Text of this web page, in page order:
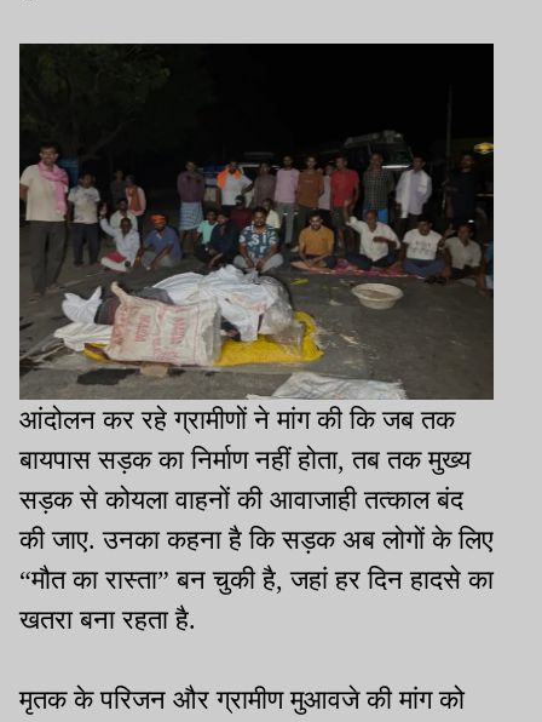
आंदोलन कर रहे ग्रामीणों ने मांग की कि जब तक
बायपास सड़क का निर्माण नहीं होता, तब तक मुख्य
सड़क से कोयला वाहनों की आवाजाही तत्काल बंद
की जाए. उनका कहना है कि सड़क अब लोगों के लिए
“मौत का रास्ता” बन चुकी है, जहां हर दिन हादसे का
खतरा बना रहता है.
मृतक के परिजन और ग्रामीण मुआवजे की मांग को